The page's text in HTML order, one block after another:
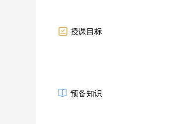
授课目标
预备知识